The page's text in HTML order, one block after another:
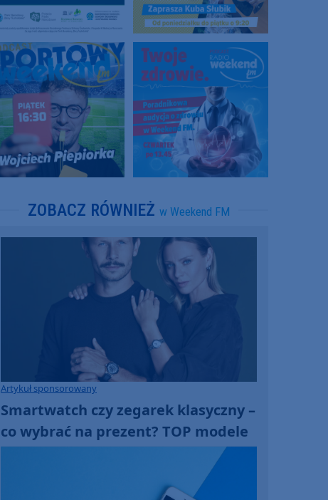
ZOBACZ RÓWNIEŻ w Weekend FM
Artykuł sponsorowany
Smartwatch czy zegarek klasyczny –
co wybrać na prezent? TOP modele